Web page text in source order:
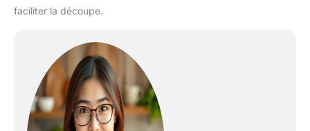
faciliter la découpe.